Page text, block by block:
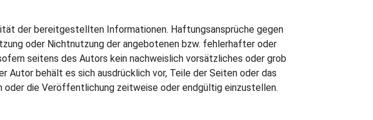
der bereitgestellten Informationen. Haftungsansprüche gegen
oder Nichtnutzung der angebotenen bzw. fehlerhafter oder
seitens des Autors kein nachweislich vorsätzliches oder grob
Autor behält es sich ausdrücklich vor, Teile der Seiten oder das
oder die Veröffentlichung zeitweise oder endgültig einzustellen.